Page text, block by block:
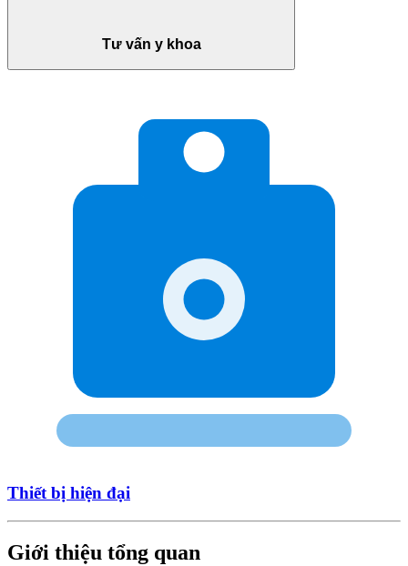
Tư vấn y khoa
Thiết bị hiện đại
Giới thiệu tổng quan